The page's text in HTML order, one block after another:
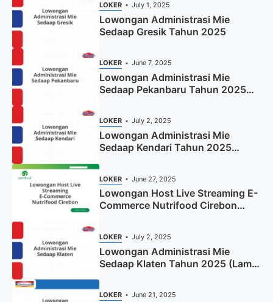
LOKER July 1, 2025
Lowongan Administrasi Mie
Sedaap Gresik Tahun 2025
LOKER June 7, 2025
Lowongan Administrasi Mie
Sedaap Pekanbaru Tahun 2025
LOKER July 2, 2025
Lowongan Administrasi Mie
Sedaap Kendari Tahun 2025
LOKER June 27, 2025
Lowongan Host Live Streaming E-
Commerce Nutrifood Cirebon
LOKER July 2, 2025
Lowongan Administrasi Mie
Sedaap Klaten Tahun 2025 (Lamar
LOKER June 21, 2025